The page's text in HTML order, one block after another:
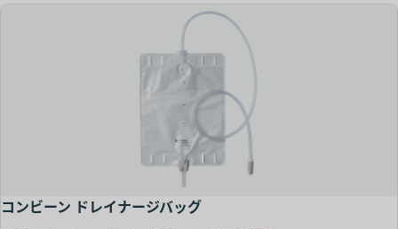
コンビーン ドレイナージバッグ